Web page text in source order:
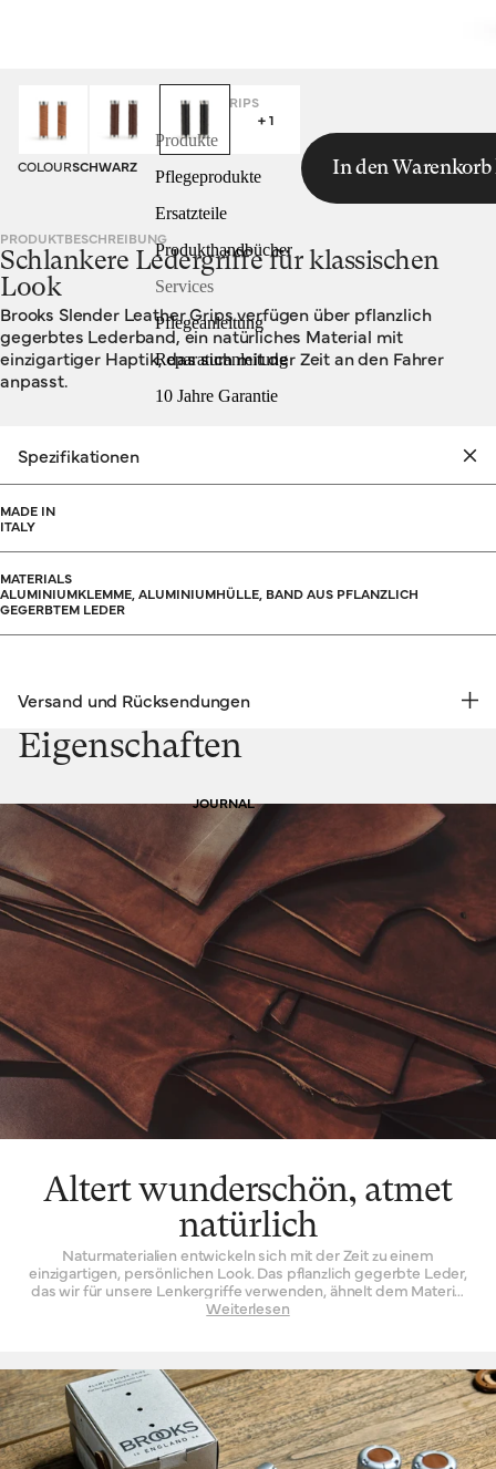
Produkte
Pflegeprodukte
Ersatzteile
Produkthandbücher
Services
Pflegeanleitung
Reparaturanleitung
10 Jahre Garantie
JOURNAL
HOMEPAGE
SLENDER LEATHER GRIPS
+ 1
COLOURSCHWARZ In den Warenkorb
PRODUKTBESCHREIBUNG
Schlankere Ledergriffe für klassischen
Look
Brooks Slender Leather Grips verfügen über pflanzlich
gegerbtes Lederband, ein natürliches Material mit
einzigartiger Haptik, das sich mit der Zeit an den Fahrer
anpasst.
Spezifikationen
MADE IN
ITALY
MATERIALS
ALUMINIUMKLEMME, ALUMINIUMHÜLLE, BAND AUS PFLANZLICH
GEGERBTEM LEDER
Versand und Rücksendungen
KOSTENLOSE RÜCKSENDUNG | EXPRESSVERSAND
Versand & Rücksendungen
Eigenschaften
Altert wunderschön, atmet
natürlich
Naturmaterialien entwickeln sich mit der Zeit zu einem
einzigartigen, persönlichen Look. Das pflanzlich gegerbte Leder,
das wir für unsere Lenkergriffe verwenden, ähnelt dem Material
unserer Sättel, ist jedoch dünner und geschmeidiger. Es ist
wichtige Eigenschaft für Gegenstände, die von Radfahrer:innen
genutzt werden. Es übersteht viele Kilometer, viele Arbeitswege,
viele Abstecher abseits der Wege. Die natürliche
Atmungsaktivität von Leder sorgt bei jeder Fahrt für Komfort,
von anspruchsvollen Touren bis zu kürzeren Ausflügen, und hält
Weiterlesen